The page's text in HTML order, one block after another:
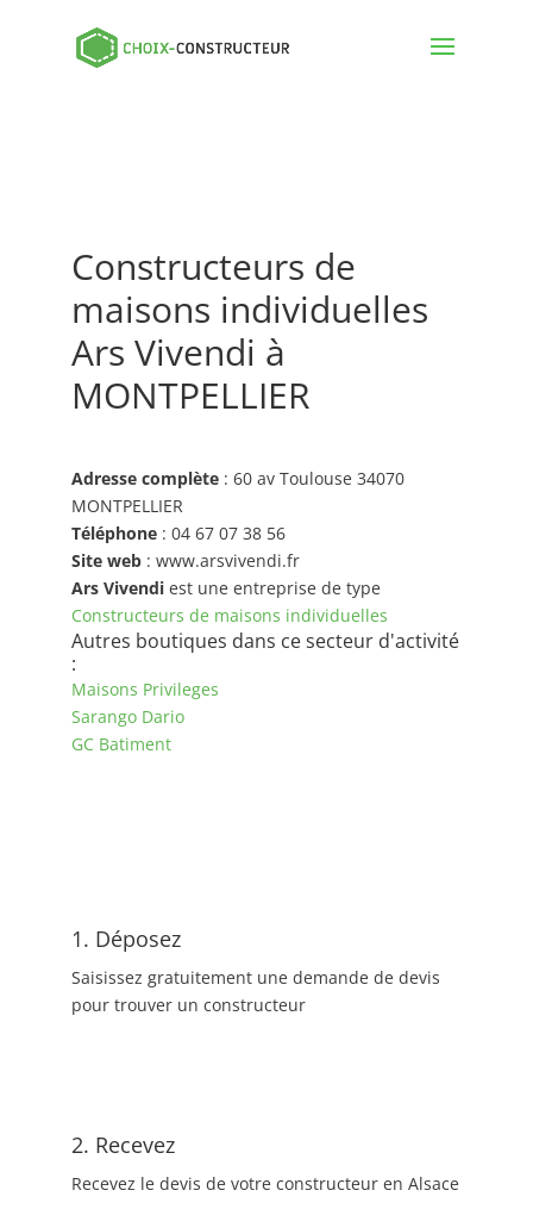
Constructeurs de
maisons individuelles
Ars Vivendi à
MONTPELLIER
Adresse complète: 60 av Toulouse 34070
MONTPELLIER
Téléphone: 04 67 07 38 56
Site web: www.arsvivendi.fr
Ars Vivendiest une entreprise de type
Constructeurs de maisons individuelles
Autres boutiques dans ce secteur d'activité
:
Maisons Privileges
Sarango Dario
GC Batiment
1. Déposez
Saisissez gratuitement une demande de devis
pour trouver un constructeur
2. Recevez
Recevez le devis de votre constructeur en Alsace